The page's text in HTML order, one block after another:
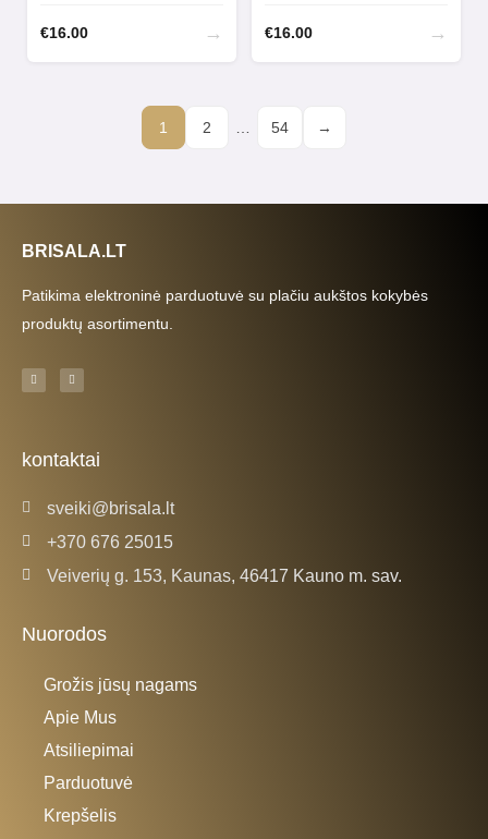
€16.00 → €16.00 →
1 2 … 54 →
BRISALA.LT
Patikima elektroninė parduotuvė su plačiu aukštos kokybės
produktų asortimentu.
F
a
c
-
f
I
n
s
m
kontaktai
sveiki@brisala.lt
+370 676 25015
Veiverių g. 153, Kaunas, 46417 Kauno m. sav.
Nuorodos
Grožis jūsų nagams
Apie Mus
Atsiliepimai
Parduotuvė
Krepšelis